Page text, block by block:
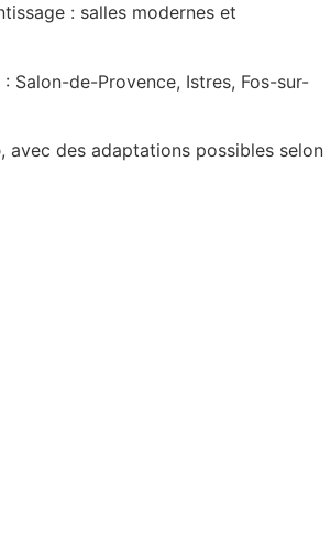
: salles modernes et
: Salon-de-Provence, Istres, Fos-sur-
, avec des adaptations possibles selon